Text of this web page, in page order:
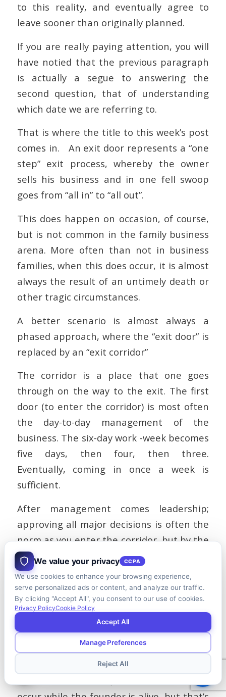
to this reality, and eventually agree to
leave sooner than originally planned.
If you are really paying attention, you will
have notied that the previous paragraph
is actually a segue to answering the
second question, that of understanding
which date we are referring to.
That is where the title to this week’s post
comes in. An exit door represents a “one
step” exit process, whereby the owner
sells his business and in one fell swoop
goes from “all in” to “all out”.
This does happen on occasion, of course,
but is not common in the family business
arena. More often than not in business
families, when this does occur, it is almost
always the result of an untimely death or
other tragic circumstances.
A better scenario is almost always a
phased approach, where the “exit door” is
replaced by an “exit corridor”
The corridor is a place that one goes
through on the way to the exit. The first
door (to enter the corridor) is most often
the day-to-day management of the
business. The six-day work -week becomes
five days, then four, then three.
Eventually, coming in once a week is
sufficient.
After management comes leadership;
approving all major decisions is often the
norm as you enter the corridor, but by the
end, there is sufficient trust and
confidence in the successor(s) to allow
them free reign.
The final hurdle is usually ownership,
where the person who was at one point
the 100% owner of the business actually
gets to be 0% owner.
We value your privacy CCPA
We use cookies to enhance your browsing experience,
serve personalized ads or content, and analyze our traffic.
By clicking "Accept All", you consent to our use of cookies.
Privacy PolicyCookie Policy
Accept All
Manage Preferences
Reject All